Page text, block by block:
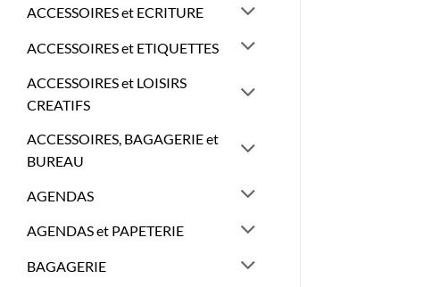
ACCESSOIRES et ECRITURE
ACCESSOIRES et ETIQUETTES
ACCESSOIRES et LOISIRS
CREATIFS
ACCESSOIRES, BAGAGERIE et
BUREAU
AGENDAS
AGENDAS et PAPETERIE
BAGAGERIE